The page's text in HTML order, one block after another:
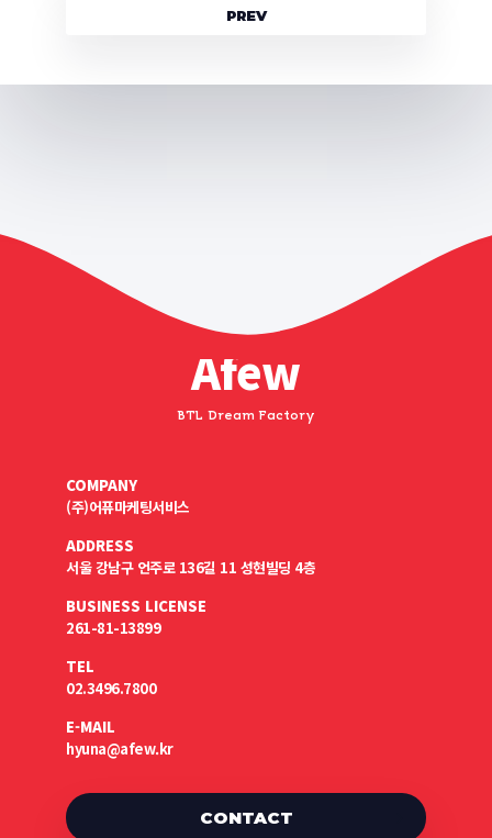
PREV
Afew
BTL Dream Factory
COMPANY
(주)어퓨마케팅서비스
ADDRESS
서울 강남구 언주로 136길 11 성현빌딩 4층
BUSINESS LICENSE
261-81-13899
TEL
02.3496.7800
E-MAIL
hyuna@afew.kr
CONTACT